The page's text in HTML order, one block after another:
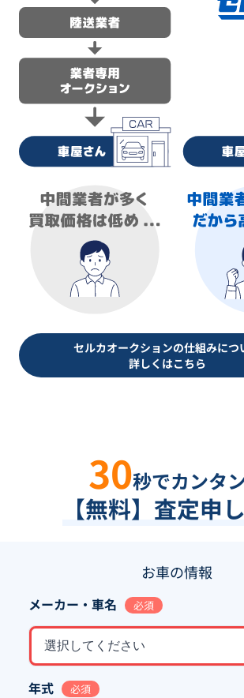
セルカオークションの仕組みにつ
詳しくはこちら
30秒でカンタ
【無料】査定申
お車の情報
メーカー・車名 必須
選択してください
年式 必須